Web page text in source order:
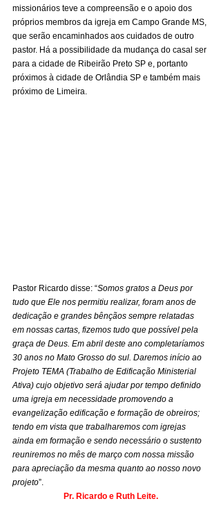
missionários teve a compreensão e o apoio dos
próprios membros da igreja em Campo Grande MS,
que serão encaminhados aos cuidados de outro
pastor. Há a possibilidade da mudança do casal ser
para a cidade de Ribeirão Preto SP e, portanto
próximos à cidade de Orlândia SP e também mais
próximo de Limeira.
Pastor Ricardo disse: “Somos gratos a Deus por
tudo que Ele nos permitiu realizar, foram anos de
dedicação e grandes bênçãos sempre relatadas
em nossas cartas, fizemos tudo que possível pela
graça de Deus. Em abril deste ano completaríamos
30 anos no Mato Grosso do sul. Daremos início ao
Projeto TEMA (Trabalho de Edificação Ministerial
Ativa) cujo objetivo será ajudar por tempo definido
uma igreja em necessidade promovendo a
evangelização edificação e formação de obreiros;
tendo em vista que trabalharemos com igrejas
ainda em formação e sendo necessário o sustento
reuniremos no mês de março com nossa missão
para apreciação da mesma quanto ao nosso novo
projeto”.
Pr. Ricardo e Ruth Leite.